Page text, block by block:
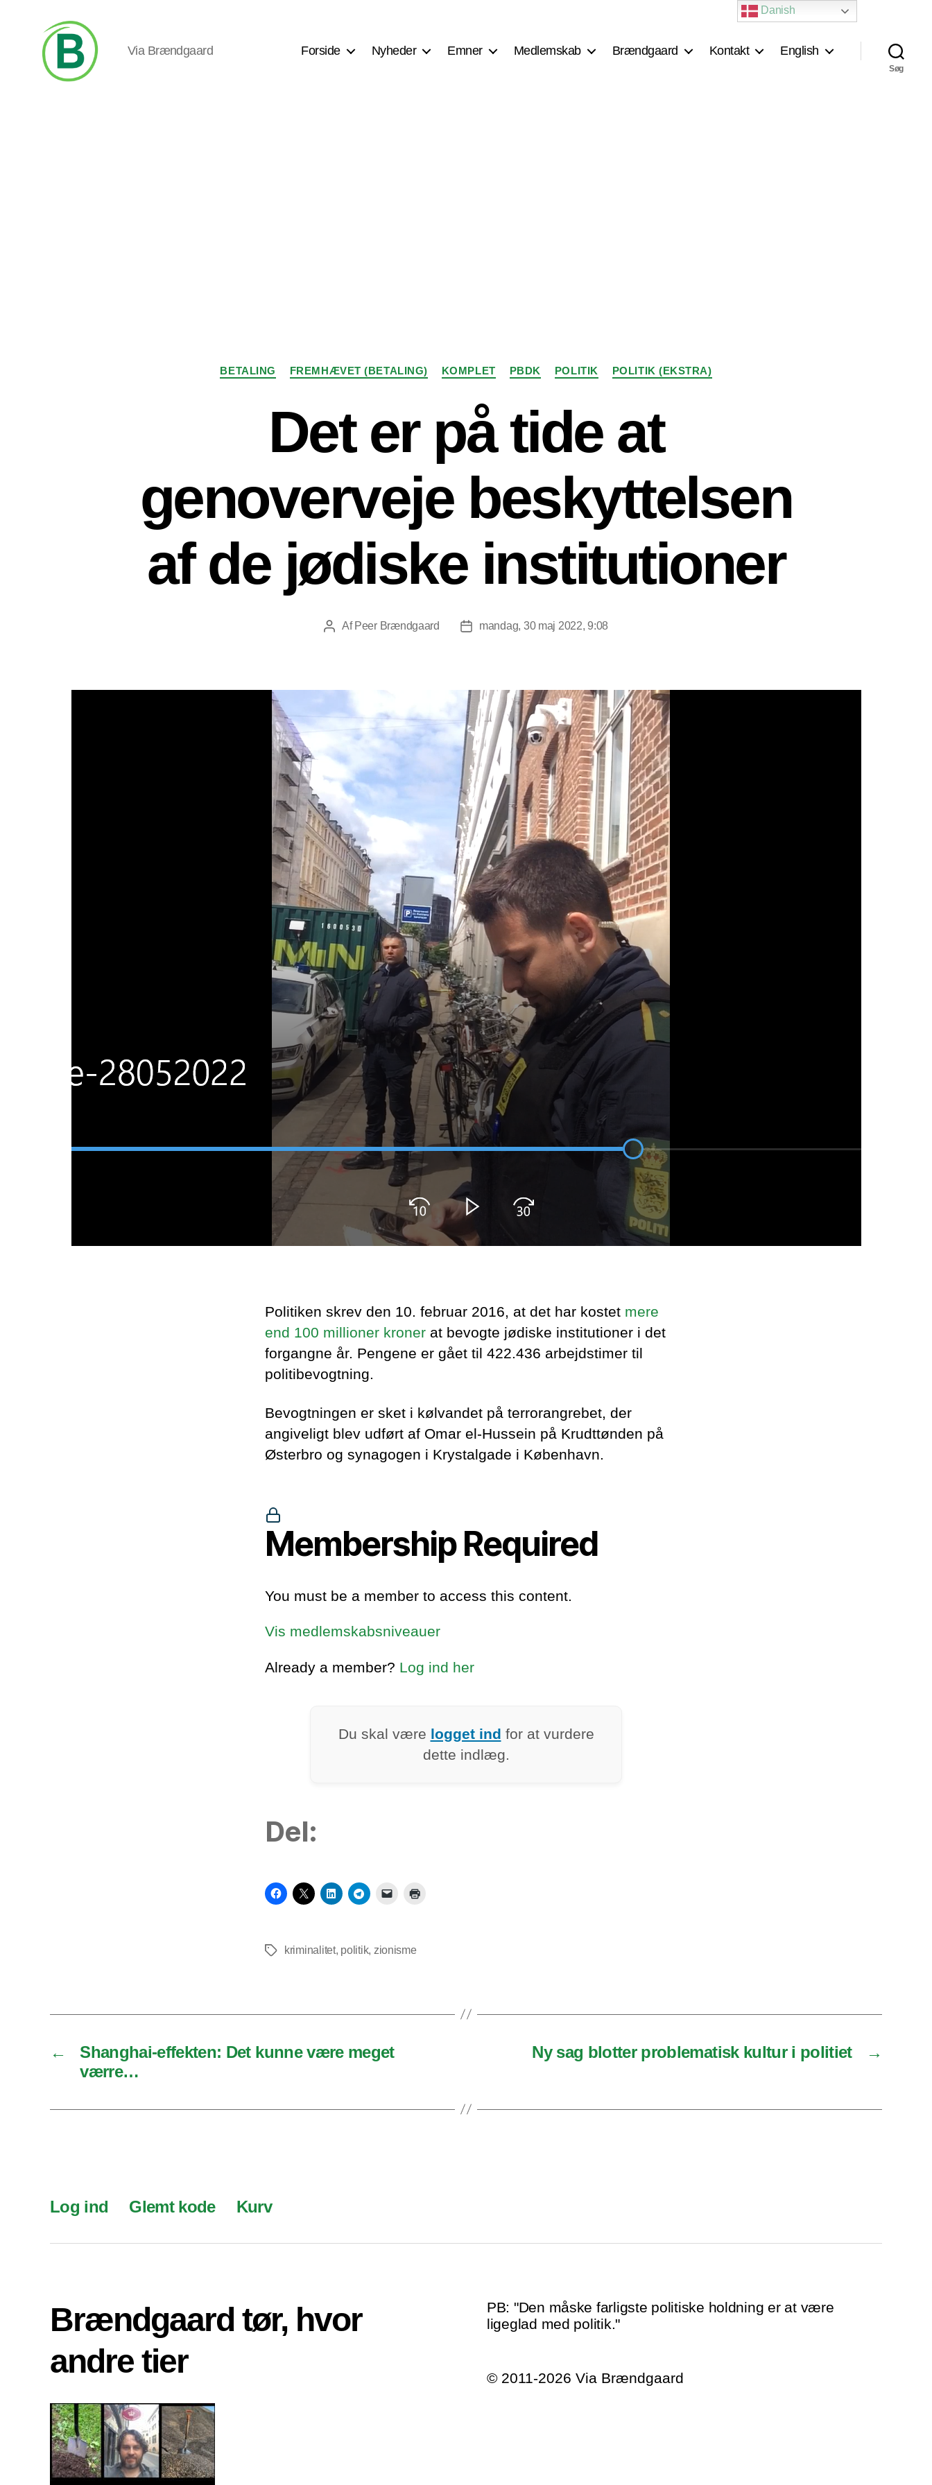
Via Brændgaard Forside Nyheder Emner Medlemskab Brændgaard Kontakt English
Søg
Kategorier
BETALING FREMHÆVET (BETALING) KOMPLET PBDK POLITIK POLITIK (EKSTRA)
Det er på tide at
genoverveje beskyttelsen
af de jødiske institutioner
Indlægsforfatter
Af Peer Brændgaard Indlægsdato
mandag, 30 maj 2022, 9:08
Politiken skrev den 10. februar 2016, at det har kostet mere
end 100 millioner kroner at bevogte jødiske institutioner i det
forgangne år. Pengene er gået til 422.436 arbejdstimer til
politibevogtning.
Bevogtningen er sket i kølvandet på terrorangrebet, der
angiveligt blev udført af Omar el-Hussein på Krudttønden på
Østerbro og synagogen i Krystalgade i København.
Membership Required
You must be a member to access this content.
Vis medlemskabsniveauer
Already a member? Log ind her
Du skal være logget ind for at vurdere
dette indlæg.
Del:
Tagskriminalitet, politik, zionisme
←
Shanghai-effekten: Det kunne være meget
værre…
→
Ny sag blotter problematisk kultur i politiet
Log ind Glemt kode Kurv
Brændgaard tør, hvor
andre tier
PB: "Den måske farligste politiske holdning er at være
ligeglad med politik."
© 2011-2026 Via Brændgaard
Danish